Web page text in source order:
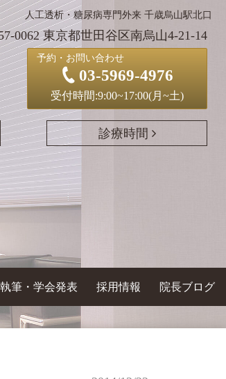
人工透析・糖尿病専門外来 千歳烏山駅北口
0062 東京都世田谷区南烏山4-21-14
予約・お問い合わせ
03-5969-4976
受付時間:9:00~17:00(月~土)
診療時間
執筆・学会発表 採用情報 院長ブログ